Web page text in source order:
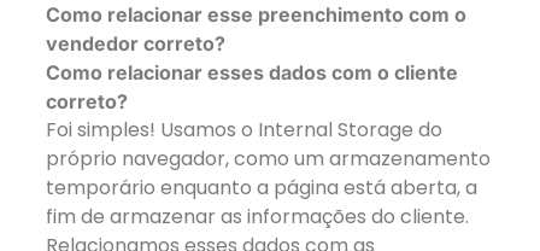
Como relacionar esse preenchimento com o
vendedor correto?
Como relacionar esses dados com o cliente
correto?
Foi simples! Usamos o Internal Storage do
próprio navegador, como um armazenamento
temporário enquanto a página está aberta, a
fim de armazenar as informações do cliente.
Relacionamos esses dados com as